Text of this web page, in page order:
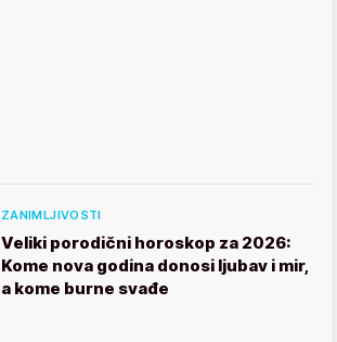
ZANIMLJIVOSTI
Veliki porodični horoskop za 2026:
Kome nova godina donosi ljubav i mir,
a kome burne svađe